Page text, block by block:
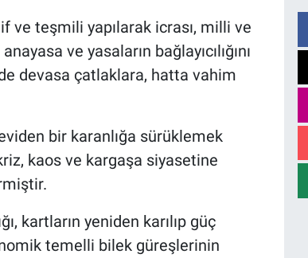
ve teşmili yapılarak icrası, milli ve
ve yasaların bağlayıcılığını
devasa çatlaklara, hatta vahim
bir karanlığa sürüklemek
kaos ve kargaşa siyasetine
kartların yeniden karılıp güç
temelli bilek güreşlerinin